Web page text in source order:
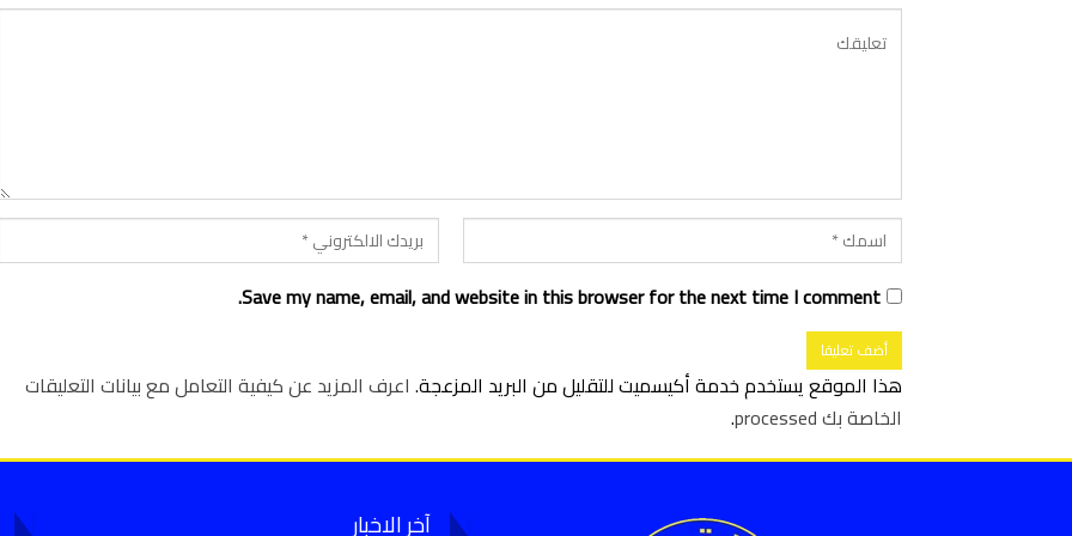
Save my name, email, and website in this browser for the next time I comment.
هذا الموقع يستخدم خدمة أكيسميت للتقليل من البريد المزعجة. اعرف المزيد عن كيفية التعامل مع بيانات التعليقات
الخاصة بك processed
.
آخر الاخبار